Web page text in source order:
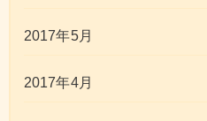
2017年5月
2017年4月